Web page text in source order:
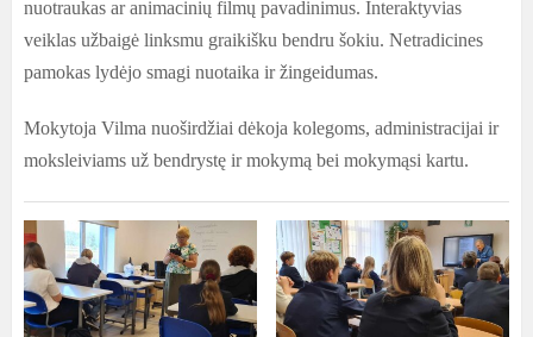
nuotraukas ar animacinių filmų pavadinimus. Interaktyvias
veiklas užbaigė linksmu graikišku bendru šokiu. Netradicines
pamokas lydėjo smagi nuotaika ir žingeidumas.
Mokytoja Vilma nuoširdžiai dėkoja kolegoms, administracijai ir
moksleiviams už bendrystę ir mokymą bei mokymąsi kartu.